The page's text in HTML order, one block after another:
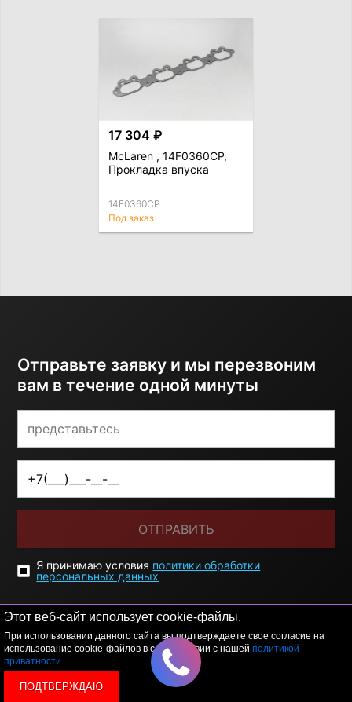
Этот веб-сайт использует cookie-файлы.
При использовании данного сайта вы подтверждаете свое согласие на
использование cookie-файлов в соответствии с нашей политикой
приватности.
ПОДТВЕРЖДАЮ
17 304 ₽
McLaren , 14F0360CP,
Прокладка впуска
14F0360CP
Под заказ
Отправьте заявку и мы перезвоним
вам в течение одной минуты
ОТПРАВИТЬ
Я принимаю условия политики обработки
персональных данных